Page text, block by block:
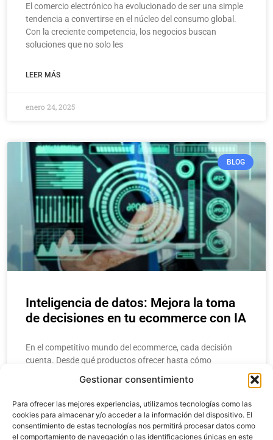
Gestionar consentimiento
Para ofrecer las mejores experiencias, utilizamos tecnologías como las
cookies para almacenar y/o acceder a la información del dispositivo. El
consentimiento de estas tecnologías nos permitirá procesar datos como
el comportamiento de navegación o las identificaciones únicas en este
El comercio electrónico ha evolucionado de ser una simple
tendencia a convertirse en el núcleo del consumo global.
Con la creciente competencia, los negocios buscan
soluciones que no solo les
LEER MÁS
enero 24, 2025
BLOG
Inteligencia de datos: Mejora la toma
de decisiones en tu ecommerce con IA
En el competitivo mundo del ecommerce, cada decisión
cuenta. Desde qué productos ofrecer hasta cómo
emprendedores y gerentes necesitan respuestas rápidas y
LEER MÁS